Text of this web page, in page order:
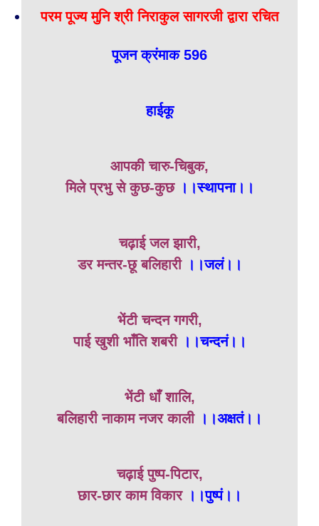
परम पूज्य मुनि श्री निराकुल सागरजी द्वारा रचित
पूजन क्रंमाक 596
हाईकू
आपकी चारु-चिबुक,
मिले प्रभु से कुछ-कुछ ।।स्थापना।।
चढ़ाई जल झारी,
डर मन्तर-छू बलिहारी ।।जलं।।
भेंटी चन्दन गगरी,
पाई खुशी भाँति शबरी।।चन्दनं।।
भेंटी धाँ शालि,
बलिहारी नाकाम नजर काली ।।अक्षतं।।
चढ़ाई पुष्प-पिटार,
छार-छार काम विकार ।।पुष्पं।।